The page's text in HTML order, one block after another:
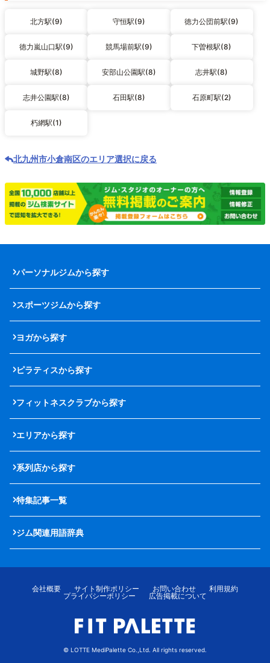
北方駅(9) 守恒駅(9) 徳力公団前駅(9)
徳力嵐山口駅(9) 競馬場前駅(9) 下曽根駅(8)
城野駅(8) 安部山公園駅(8) 志井駅(8)
志井公園駅(8) 石田駅(8) 石原町駅(2)
朽網駅(1)
北九州市小倉南区のエリア選択に戻る
パーソナルジムから探す
スポーツジムから探す
ヨガから探す
ピラティスから探す
フィットネスクラブから探す
エリアから探す
系列店から探す
特集記事一覧
ジム関連用語辞典
会社概要 サイト制作ポリシー お問い合わせ
利用規約
プライバシーポリシー
広告掲載について
© LOTTE MediPalette Co.,Ltd. All rights reserved.